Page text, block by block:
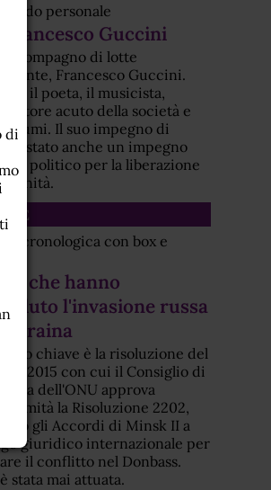
personale
Francesco Guccini
un compagno di lotte
Francesco Guccini.
solo il poeta, il musicista,
acuto della società e
Il suo impegno di
è stato anche un impegno
e politico per la liberazione
cronologica con box e
che hanno
l'invasione russa
chiave è la risoluzione del
2015 con cui il Consiglio di
dell'ONU approva
la Risoluzione 2202,
gli Accordi di Minsk II a
giuridico internazionale per
il conflitto nel Donbass.
stata mai attuata.
di